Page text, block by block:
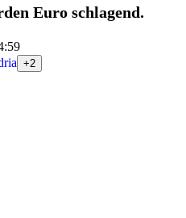
Euro schlagend.
+2